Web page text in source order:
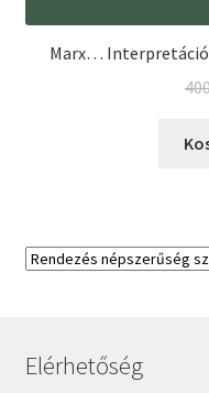
Marx…
Elérhetőség